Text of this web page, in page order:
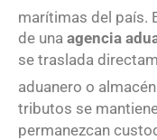
marítimas del país.
de una agencia
se traslada
aduanero o
tributos se
permanezcan